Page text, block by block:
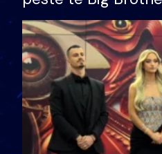
çmimin e madh